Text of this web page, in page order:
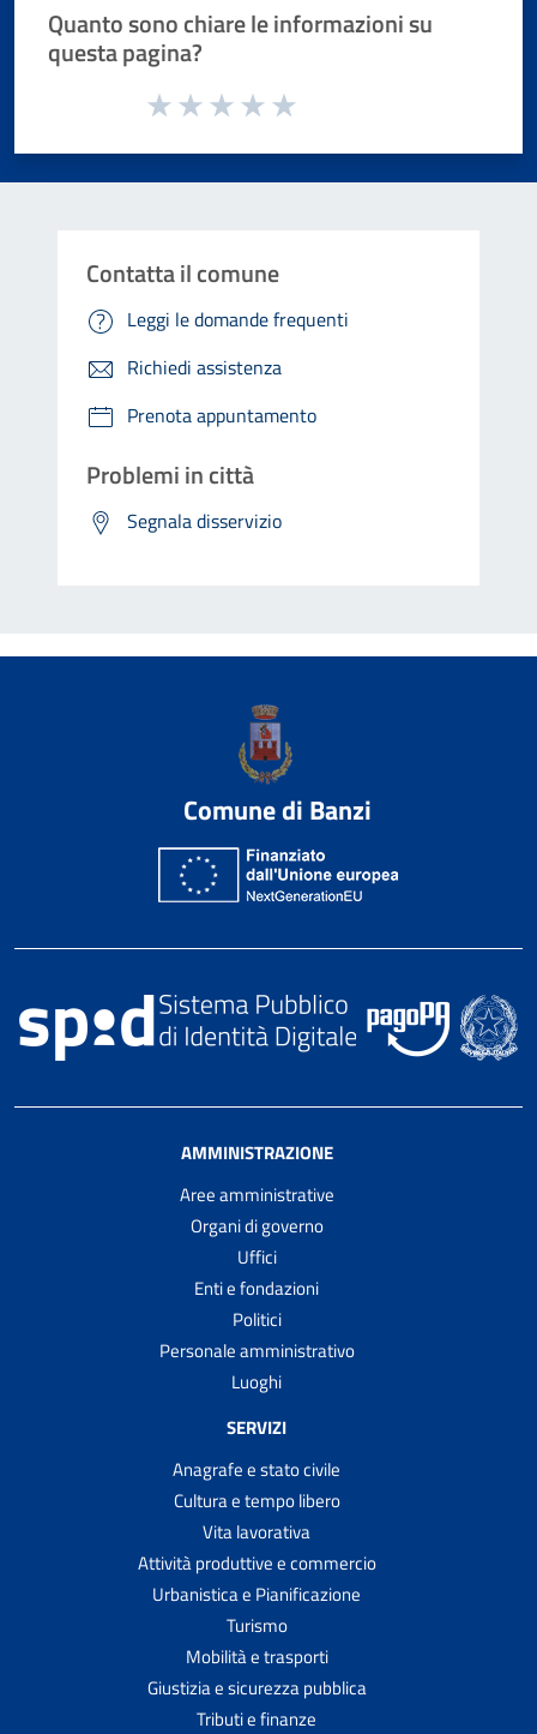
Quanto sono chiare le informazioni su
questa pagina?
Valuta da 1 a 5 stelle la pagina
Contatta il comune
Leggi le domande frequenti
Richiedi assistenza
Prenota appuntamento
Problemi in città
Segnala disservizio
Comune di Banzi
AMMINISTRAZIONE
Aree amministrative
Organi di governo
Uffici
Enti e fondazioni
Politici
Personale amministrativo
Luoghi
SERVIZI
Anagrafe e stato civile
Cultura e tempo libero
Vita lavorativa
Attività produttive e commercio
Urbanistica e Pianificazione
Turismo
Mobilità e trasporti
Giustizia e sicurezza pubblica
Tributi e finanze